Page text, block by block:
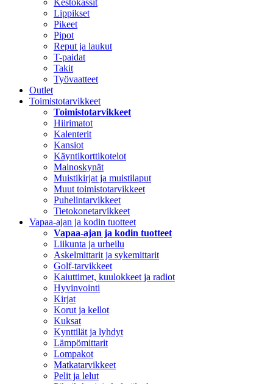
Kestokassit
Lippikset
Pikeet
Pipot
Reput ja laukut
T-paidat
Takit
Työvaatteet
Outlet
Toimistotarvikkeet
Toimistotarvikkeet
Hiirimatot
Kalenterit
Kansiot
Käyntikorttikotelot
Mainoskynät
Muistikirjat ja muistilaput
Muut toimistotarvikkeet
Puhelintarvikkeet
Tietokonetarvikkeet
Vapaa-ajan ja kodin tuotteet
Vapaa-ajan ja kodin tuotteet
Liikunta ja urheilu
Askelmittarit ja sykemittarit
Golf-tarvikkeet
Kaiuttimet, kuulokkeet ja radiot
Hyvinvointi
Kirjat
Korut ja kellot
Kuksat
Kynttilät ja lyhdyt
Lämpömittarit
Lompakot
Matkatarvikkeet
Pelit ja lelut